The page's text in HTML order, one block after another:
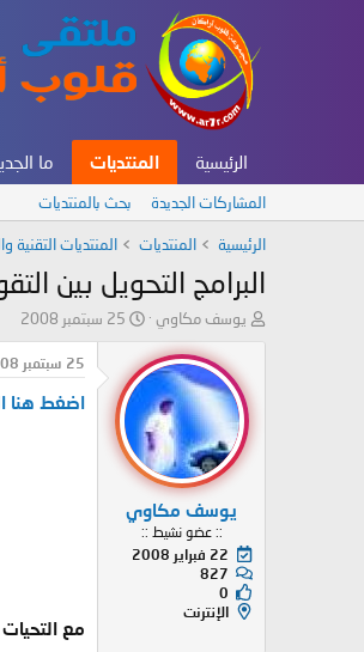
الرئيسية المنتديات ما
المشاركات الجديدة بحث بالمنتديات
الرئيسية المنتديات المنتديات التقنية
البرامج التحويل بين
ب
ئ
ا
ل
م
و
يوسف مكاوي
ت
ي
خ
ا
ل
ب
ء
25 سبتمبر 2008
يوسف مكاوي
:: عضو نشيط ::
22 فبراير 2008
827
0
الإنترنت
25 سبتمبر 2008
اضغط هنا
مع